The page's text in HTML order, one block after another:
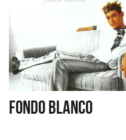
FONDO BLANCO